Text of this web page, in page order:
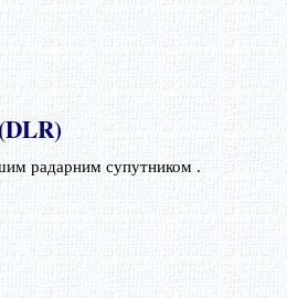
радарним супутником .